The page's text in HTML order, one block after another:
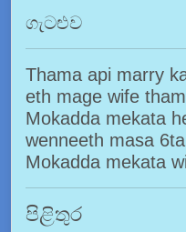
ගැටළුව
Thama api marry
eth mage wife
Mokadda mekata
wenneeth masa
Mokadda mekata
පිළිතුර